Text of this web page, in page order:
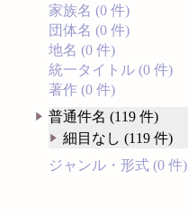
家族名 (0 件)
団体名 (0 件)
地名 (0 件)
統一タイトル (0 件)
著作 (0 件)
普通件名 (119 件)
細目なし (119 件)
ジャンル・形式 (0 件)